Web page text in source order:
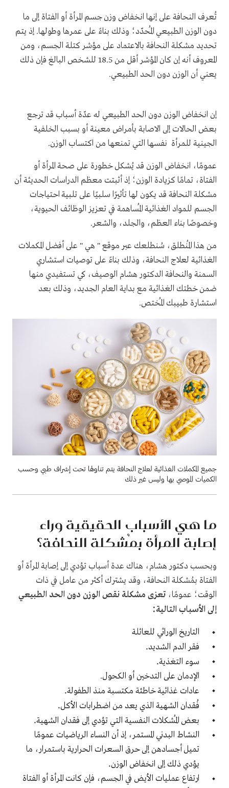
تُعرف النحافة على إنها انخفاض وزن جسم المرأة أو الفتاة إلى ما
دون الوزن الطبيعي المُحدّد؛ وذلك بناءً على عمرها وطولها. إذ يتم
تحديد مشكلة النحافة بالاعتماد على مؤشر كتلة الجسم، ومن
المعروف أنه إن كان المؤشر أقل من 18.5 للشخص البالغ فإن ذلك
يعني أن الوزن دون الحد الطبيعي.
إن انخفاض الوزن دون الحد الطبيعي له عدّة أسباب قد ترجع
بعض الحالات إلى الاصابة بأمراض معينة أو بسبب الخلفية
الجينية للمرأة نفسها التي تمنعها من اكتساب الوزن.
عمومًا، انخفاض الوزن قد يُشكل خطورة على صحة المرأة أو
الفتاة، تمامًا كزيادة الوزن؛ إذ أثبتت معظم الدراسات الحديثة أن
مشكلة النحافة قد يكون لها تأثيرًا سلبيًا على تلبية احتياجات
الجسم للمواد الغذائية المُساهمة في تعزيز الوظائف الحيوية،
وخصوصًا بناء العظم، والجلد، والشعر.
من هذا المُنطلق، سُنطلعك عبر موقع " هي " على أفضل المكملات
الغذائية لعلاج النحافة، وذلك بناءً على توصيات استشاري
السمنة والنحافة الدكتور هشام الوصيف، كي تستفيدي منها
ضمن خطتك الغذائية مع بداية العام الجديد، وذلك بعد
استشارة طبيبك المُختص.
جميع المكملات الغذائية لعلاج النحافة يتم تناولها تحت إشراف طبي وحسب
الكميات الموصي بها وليس غير ذلك
ما هي الأسباب الحقيقية وراء
إصابة المرأة بمُشكلة النحافة؟
وبحسب دكتور هشام، هناك عدة أسباب تؤدي إلى إصابة المرأة أو
الفتاة بمُشكلة النحافة، وقد يشترك أكثر من عامل في ذات
الوقت؛ عمومًا، تعزى مشكلة نقص الوزن دون الحد الطبيعي
إلى الأسباب التالية:
التاريخ الوراثي للعائلة
فقر الدم الشديد.
سوء التغذية.
الإدمان على التدخين أو الكحول.
عادات غذائية خاطئة مكتسبة منذ الطفولة.
فُقدان الشهية الذي يعد من اضطرابات الأكل.
بعض المُشكلات النفسية التي تؤدي إلى فقدان الشهية.
النشاط البدني المستمر، إذ أن النساء الرياضيات عمومًا
تميل أجسادهن إلى حرق السعرات الحرارية باستمرار، ما
يؤدي ذلك إلى انخفاض الوزن.
ارتفاع عمليات الأيض في الجسم، فإن كانت المرأة أو الفتاة